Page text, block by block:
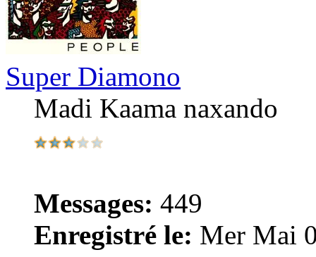
Super Diamono
Madi Kaama naxando
Messages: 449
Enregistré le: Mer Mai